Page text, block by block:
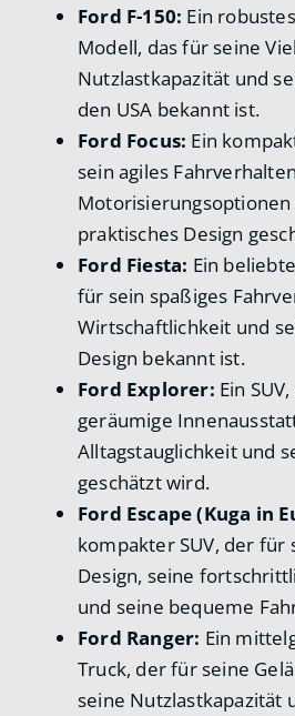
Ford F-150: Ein
Modell, das für seine
Nutzlastkapazität und
den USA bekannt ist.
Ford Focus: Ein
sein agiles
Motorisierungsoptionen
praktisches Design
Ford Fiesta: Ein
für sein spaßiges
Wirtschaftlichkeit und
Design bekannt ist.
Ford Explorer: Ein
geräumige
Alltagstauglichkeit und
geschätzt wird.
Ford Escape (Kuga in
kompakter SUV, der für
Design, seine
und seine bequeme
Ford Ranger: Ein
Truck, der für seine
seine Nutzlastkapazität